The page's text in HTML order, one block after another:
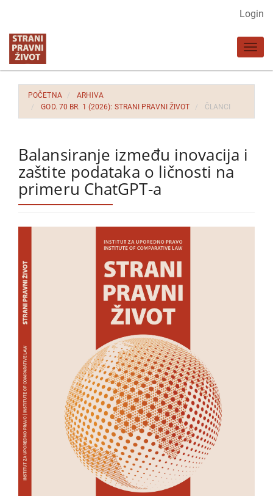
Glavni
sadržaj
Bočna
strana
Login
POČETNA
ARHIVA
GOD. 70 BR. 1 (2026): STRANI PRAVNI ŽIVOT
ČLANCI
Balansiranje između inovacija i
zaštite podataka o ličnosti na
primeru ChatGPT-a
Bočna
članka